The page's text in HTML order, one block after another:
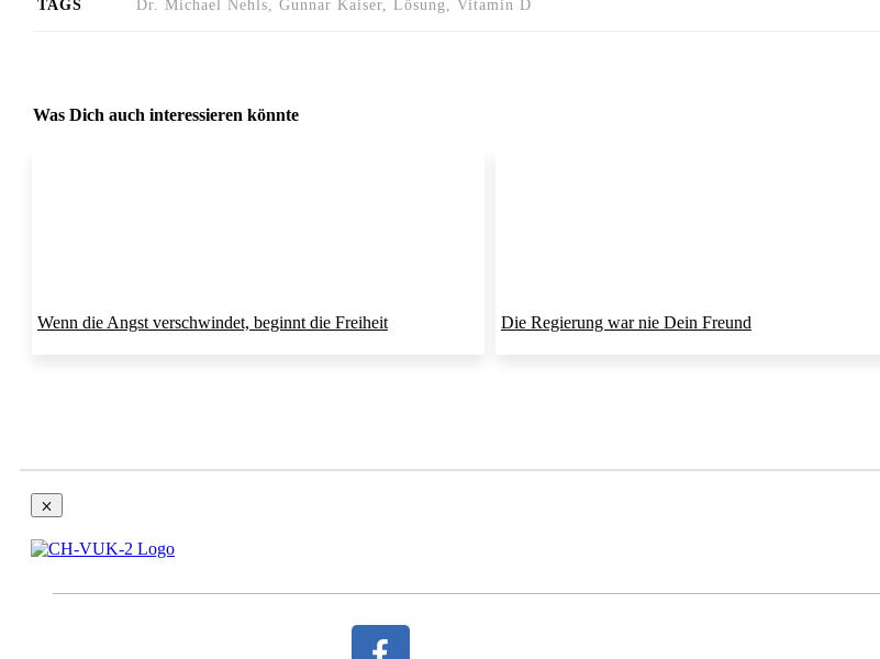
TAGS Dr. Michael Nehls, Gunnar Kaiser, Lösung, Vitamin D
Was Dich auch interessieren könnte
Wenn die Angst verschwindet, beginnt die Freiheit Die Regierung war nie Dein Freund